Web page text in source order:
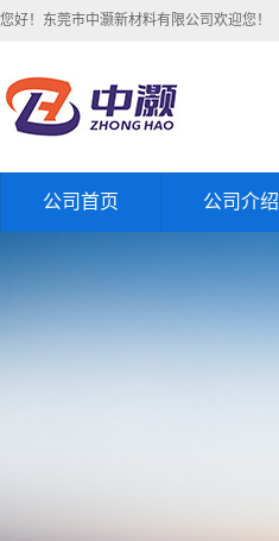
您好！东莞市中灏新材料有限公司欢迎您！
公司首页 公司介绍